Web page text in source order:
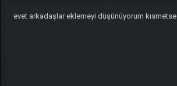
evet arkadaşlar eklemeyi düşünüyorum kısmetse